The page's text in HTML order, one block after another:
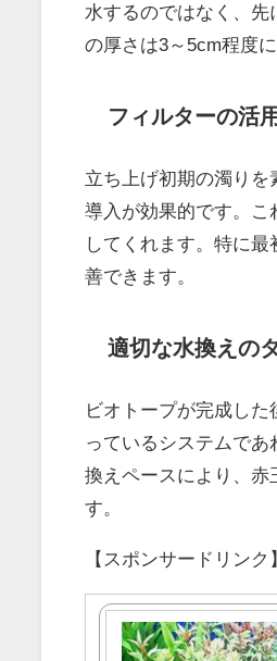
水するのではなく、
の厚さは3～5cm程度
フィルターの活用
立ち上げ初期の濁り
導入が効果的です。こ
してくれます。特に
善できます。
適切な水換えの
ビオトープが完成し
っているシステムで
換えペースにより、赤
す。
【スポンサードリンク